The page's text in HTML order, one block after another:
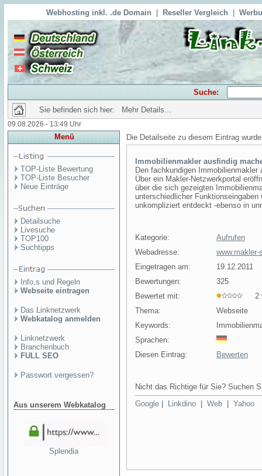
Webhosting inkl. .de Domain Reseller Vergleich
Suche:
Sie befinden sich hier: Mehr Details...
09.08.2026 - 13:49 Uhr
Menü
TOP-Liste Bewertung
TOP-Liste Besucher
Neue Einträge
Detailsuche
Livesuche
TOP100
Suchtipps
Info,s und Regeln
Webseite eintragen
Das Linknetzwerk
Webkatalog anmelden
Linknetzwerk
Branchenbuch
FULL SEO
Passwort vergessen?
Aus unserem Webkatalog
Splendia
Die Detailseite zu diesem Eintrag
Immobilienmakler ausfindig
Den fachkundigen
Über ein Makler-Netzwerkportal
über die sich gezeigten
unterschiedlicher
unkompliziert entdeckt -ebenso in
Kategorie:
Aufrufen
Webadresse:
Eingetragen am:
19.12.2011
Bewertungen:
325
Bewertet mit:
2
Thema:
Webseite
Keywords:
Sprachen:
Diesen Eintrag:
Bewerten
Nicht das Richtige für Sie? Suchen
Google
Linkdino Web Yahoo